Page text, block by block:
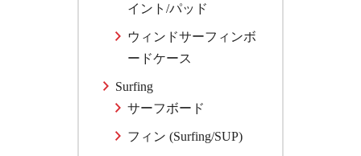
イント/パッド
ウィンドサーフィンボ
ードケース
Surfing
サーフボード
フィン (Surfing/SUP)